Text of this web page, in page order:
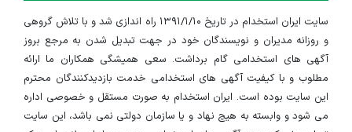
سایت ایران استخدام در تاریخ ۱۳۹۱/۱/۱۰ راه اندازی شد و با تلاش گروهی
و روزانه مدیران و نویسندگان خود در جهت تبدیل شدن به مرجع بروز
آگهی های استخدامی گام برداشت. سعی همیشگی همکاران ما ارائه
مطلوب و با کیفیت آگهی های استخدامی خدمت بازدیدکنندگان محترم
این سایت بوده است. ایران استخدام به صورت مستقل و خصوصی اداره
می شود و وابسته به هیچ نهاد و یا سازمان دولتی نمی باشد، این سایت